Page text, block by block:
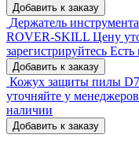
Добавить к заказу
Держатель
ROVER-SKILL Цену
зарегистрируйтесь Есть
Добавить к заказу
Кожух защиты пилы
уточняйте у
наличии
Добавить к заказу